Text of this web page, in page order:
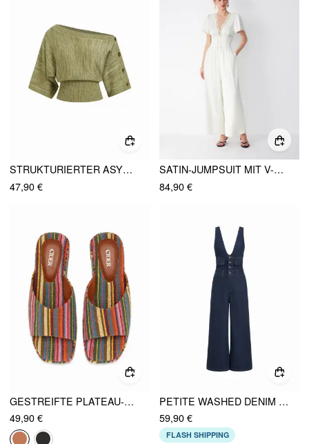
STRUKTURIERTER ASYMMETRISCHER BATWING-ÄRMEL TOP
47,90 €
SATIN-JUMPSUIT MIT V-AUSSCHNITT, RÜSCHENÄRMELN, SPITZE AM SAUM, MID-RISE, WEITEM BEIN
84,90 €
GESTREIFTE PLATEAU-KEILABSATZ-SANDALEN
49,90 €
PETITE WASHED DENIM HIGH RISE V-AUSSCHNITT METAL DETAIL OVERSIZED WIDE LEG JUMPSUIT
59,90 €
FLASH SHIPPING